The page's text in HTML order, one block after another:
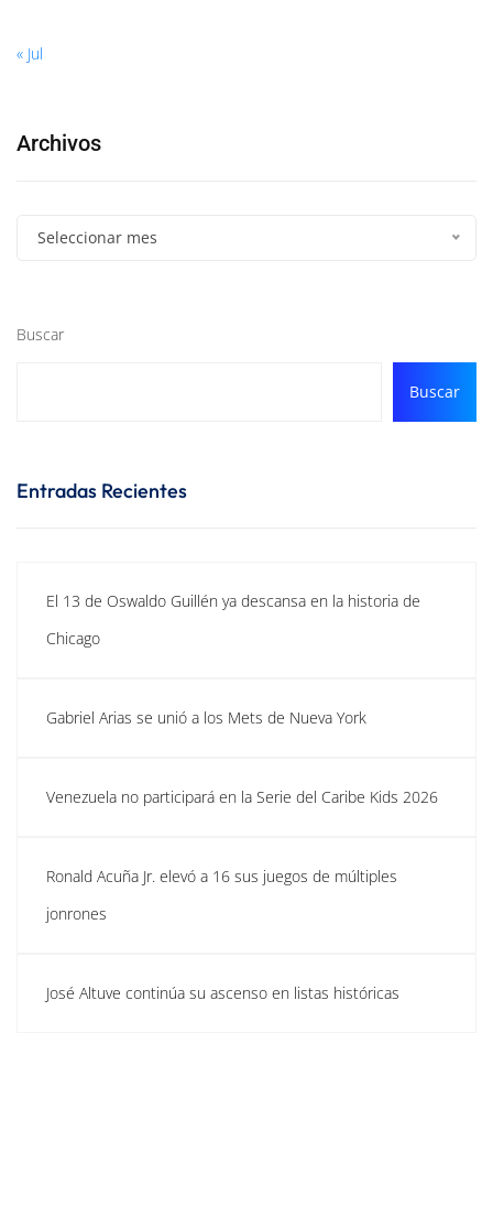
« Jul
Archivos
Seleccionar mes
Buscar
Buscar
Entradas Recientes
El 13 de Oswaldo Guillén ya descansa en la historia de
Chicago
Gabriel Arias se unió a los Mets de Nueva York
Venezuela no participará en la Serie del Caribe Kids 2026
Ronald Acuña Jr. elevó a 16 sus juegos de múltiples
jonrones
José Altuve continúa su ascenso en listas históricas